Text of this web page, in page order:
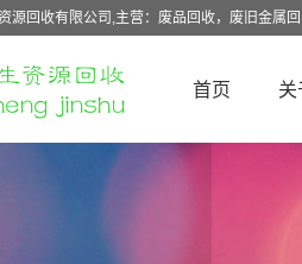
源回收有限公司,主营：废品回收，废旧金属
首页 关